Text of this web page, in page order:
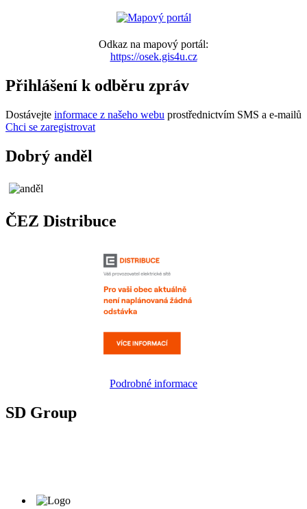
Odkaz na mapový portál:
https://osek.gis4u.cz
Přihlášení k odběru zpráv
Dostávejte informace z našeho webu prostřednictvím SMS a e-mailů
Chci se zaregistrovat
Dobrý anděl
ČEZ Distribuce
Podrobné informace
SD Group